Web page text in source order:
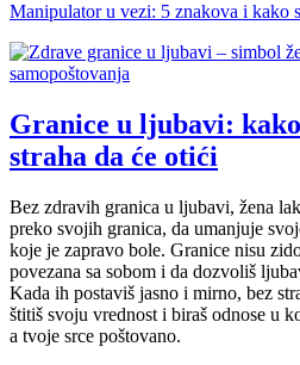
Manipulator u vezi: 5 znakova i kako
Granice u ljubavi:
straha da će otići
Bez zdravih granica u ljubavi, žena
preko svojih granica, da umanjuje
koje je zapravo bole. Granice nisu
povezana sa sobom i da dozvoliš
Kada ih postaviš jasno i mirno, bez
štitiš svoju vrednost i biraš odnose u
a tvoje srce poštovano.